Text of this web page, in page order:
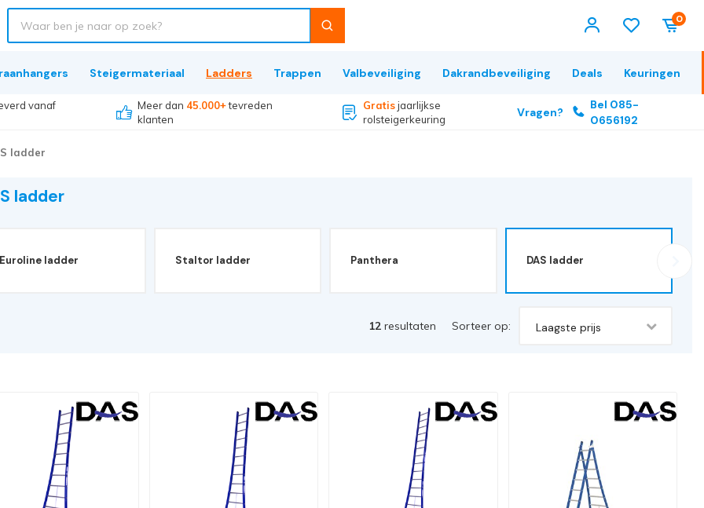
0
Steigermateriaal Ladders Trappen Valbeveiliging Dakrandbeveiliging Deals Keuringen
vanaf Meer dan 45.000+tevreden
klanten
Gratisjaarlijkse
rolsteigerkeuring
Vragen?
Bel 085-
0656192
ladder
ladder
Euroline ladder Staltor ladder Panthera DAS ladder
12 resultaten Sorteer op: Laagste prijs